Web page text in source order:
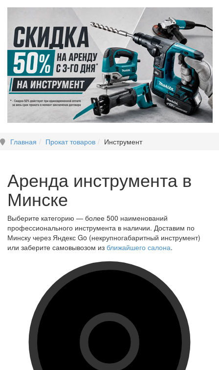
Главная Прокат товаров Инструмент
Аренда инструмента в
Минске
Выберите категорию — более 500 наименований
профессионального инструмента в наличии. Доставим по
Минску через Яндекс Go (некрупногабаритный инструмент)
или заберите самовывозом из ближайшего салона.